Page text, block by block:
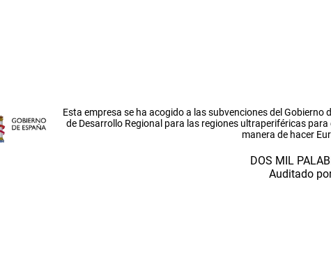
Esta empresa se ha acogido a las subvenciones del
de Desarrollo Regional para las regiones ultraperiféricas
manera de hacer
DOS MIL
Auditado